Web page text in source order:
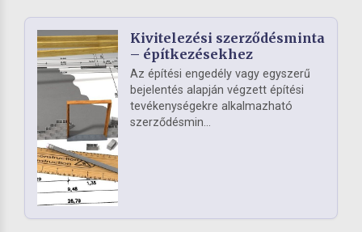
Kivitelezési szerződésminta
– építkezésekhez
Az építési engedély vagy egyszerű
bejelentés alapján végzett építési
tevékenységekre alkalmazható
szerződésmin...